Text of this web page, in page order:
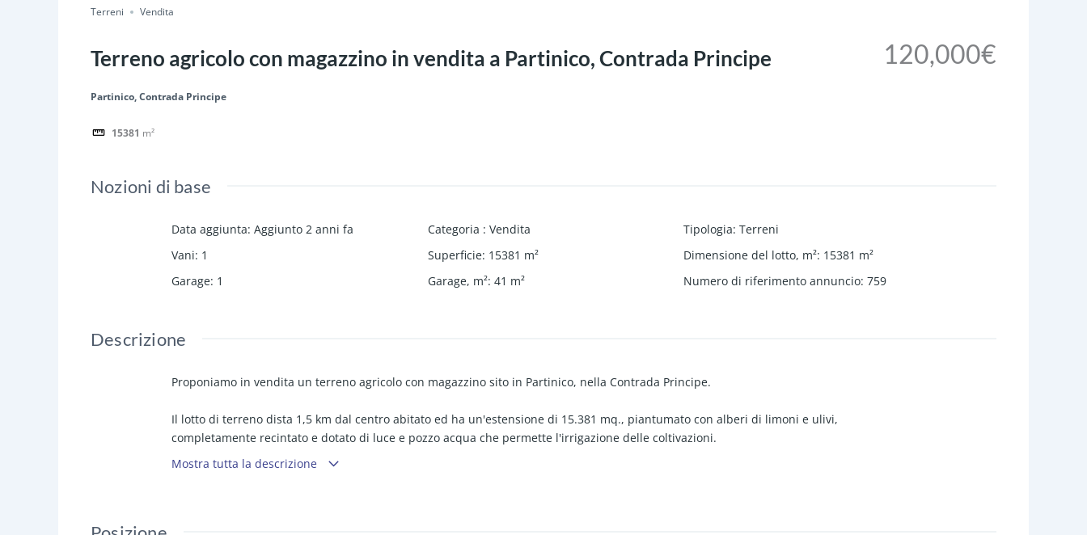
Terreni Vendita
Terreno agricolo con magazzino in vendita a Partinico, Contrada Principe
Partinico, Contrada Principe
15381 m²
120,000€
Nozioni di base
Data aggiunta: Aggiunto 2 anni fa Categoria : Vendita Tipologia: Terreni
Vani: 1 Superficie: 15381 m² Dimensione del lotto, m²: 15381 m²
Garage: 1 Garage, m²: 41 m² Numero di riferimento annuncio: 759
Descrizione
Proponiamo in vendita un terreno agricolo con magazzino sito in Partinico, nella Contrada Principe.
Il lotto di terreno dista 1,5 km dal centro abitato ed ha un'estensione di 15.381 mq., piantumato con alberi di limoni e ulivi,
completamente recintato e dotato di luce e pozzo acqua che permette l'irrigazione delle coltivazioni.
Mostra tutta la descrizione